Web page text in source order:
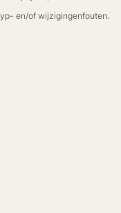
en/of wijzigingenfouten.